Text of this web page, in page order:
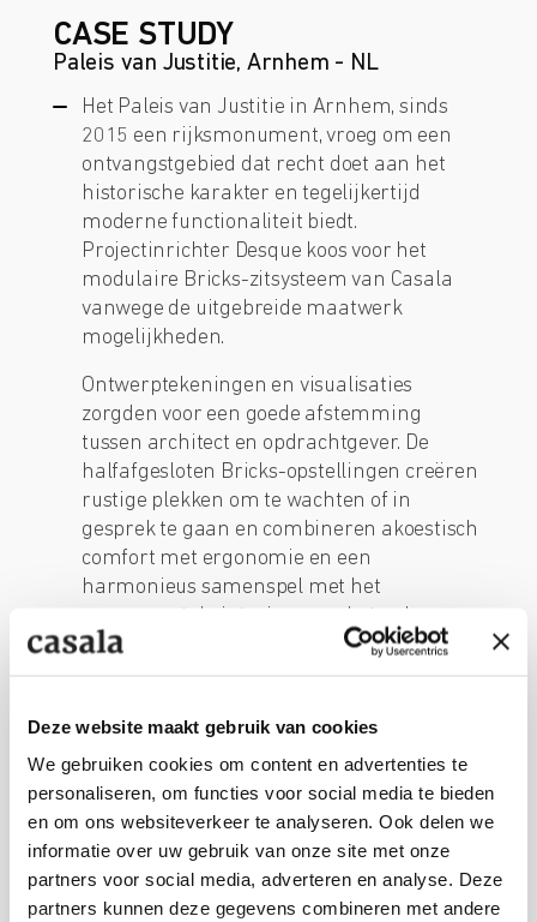
Deze website maakt gebruik van cookies
We gebruiken cookies om content en advertenties te
personaliseren, om functies voor social media te bieden
en om ons websiteverkeer te analyseren. Ook delen we
informatie over uw gebruik van onze site met onze
partners voor social media, adverteren en analyse. Deze
partners kunnen deze gegevens combineren met andere
CASE STUDY
Paleis van Justitie, Arnhem - NL
Het Paleis van Justitie in Arnhem, sinds
2015 een rijksmonument, vroeg om een
ontvangstgebied dat recht doet aan het
historische karakter en tegelijkertijd
moderne functionaliteit biedt.
Projectinrichter Desque koos voor het
modulaire Bricks-zitsysteem van Casala
vanwege de uitgebreide maatwerk
mogelijkheden.
Ontwerptekeningen en visualisaties
zorgden voor een goede afstemming
tussen architect en opdrachtgever. De
halfafgesloten Bricks-opstellingen creëren
rustige plekken om te wachten of in
gesprek te gaan en combineren akoestisch
comfort met ergonomie en een
harmonieus samenspel met het
monumentale interieur van het gebouw.
Bekijk project